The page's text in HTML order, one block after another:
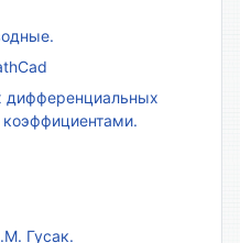
дифференциальных
Гусак.